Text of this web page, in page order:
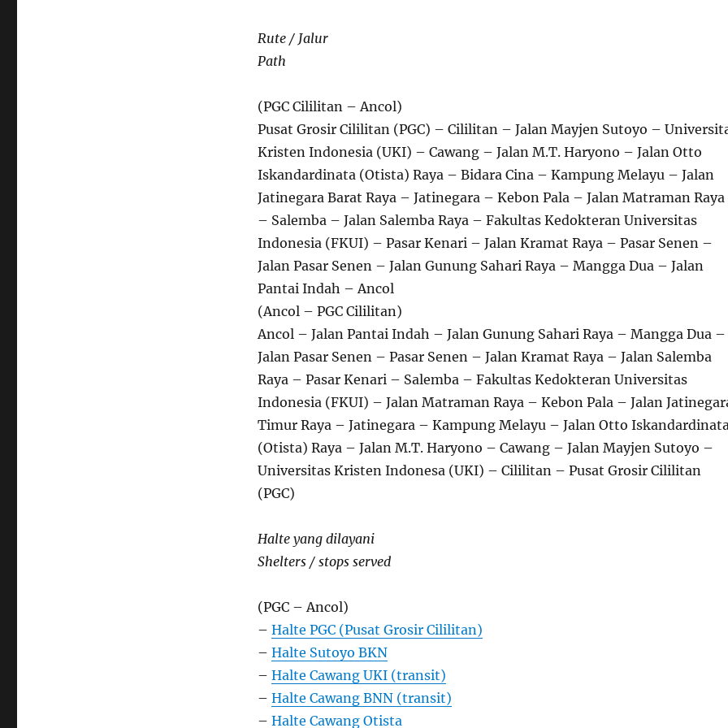
Rute / Jalur
Path
(PGC Cililitan – Ancol)
Pusat Grosir Cililitan (PGC) – Cililitan – Jalan Mayjen Sutoyo –
Kristen Indonesia (UKI) – Cawang – Jalan M.T. Haryono – Jalan Otto
Iskandardinata (Otista) Raya – Bidara Cina – Kampung Melayu – Jalan
Jatinegara Barat Raya – Jatinegara – Kebon Pala – Jalan Matraman Raya
– Salemba – Jalan Salemba Raya – Fakultas Kedokteran Universitas
Indonesia (FKUI) – Pasar Kenari – Jalan Kramat Raya – Pasar Senen –
Jalan Pasar Senen – Jalan Gunung Sahari Raya – Mangga Dua – Jalan
Pantai Indah – Ancol
(Ancol – PGC Cililitan)
Ancol – Jalan Pantai Indah – Jalan Gunung Sahari Raya – Mangga Dua –
Jalan Pasar Senen – Pasar Senen – Jalan Kramat Raya – Jalan Salemba
Raya – Pasar Kenari – Salemba – Fakultas Kedokteran Universitas
Indonesia (FKUI) – Jalan Matraman Raya – Kebon Pala – Jalan
Timur Raya – Jatinegara – Kampung Melayu – Jalan Otto
(Otista) Raya – Jalan M.T. Haryono – Cawang – Jalan Mayjen Sutoyo –
Universitas Kristen Indonesa (UKI) – Cililitan – Pusat Grosir Cililitan
(PGC)
Halte yang dilayani
Shelters / stops served
(PGC – Ancol)
– Halte PGC (Pusat Grosir Cililitan)
– Halte Sutoyo BKN
– Halte Cawang UKI (transit)
– Halte Cawang BNN (transit)
– Halte Cawang Otista